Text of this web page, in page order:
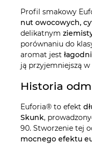
Profil smakowy
nut owocowych,
delikatnym
porównaniu do
aromat jest
ją przyjemniejszą
Historia
Euforia® to efekt
Skunk,
90. Stworzenie tej
mocnego efektu